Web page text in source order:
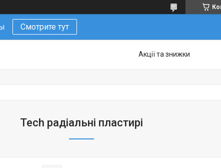
Смотрите тут
Акції та знижки
Tech радіальні пластирі